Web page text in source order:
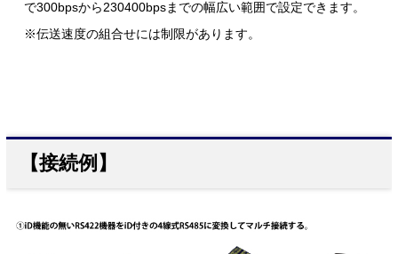
で300bpsから230400bpsまでの幅広い範囲で設定できます。
※伝送速度の組合せには制限があります。
【接続例】